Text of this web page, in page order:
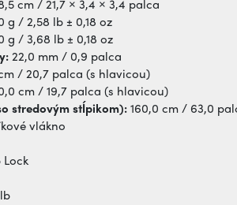
cm / 21,7 × 3,4 × 3,4 palca
g / 2,58 lb ± 0,18 oz
g / 3,68 lb ± 0,18 oz
22,0 mm / 0,9 palca
/ 20,7 palca (s hlavicou)
cm / 19,7 palca (s hlavicou)
stredovým stĺpikom):160,0 cm / 63,0
vlákno
Lock